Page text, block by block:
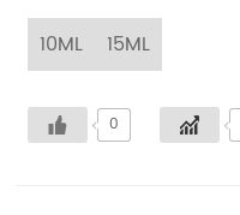
10ML 15ML
0